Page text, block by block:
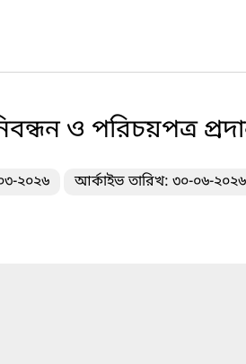
ও পরিচয়পত্র
২০২৬ আর্কাইভ তারিখ: ৩০-০৬-২০২৬